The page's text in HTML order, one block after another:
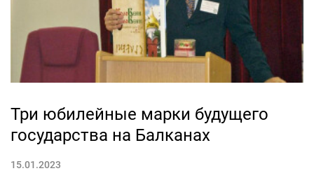
Три юбилейные марки будущего
государства на Балканах
15.01.2023